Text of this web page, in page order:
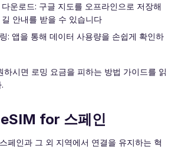
운로드: 구글 지도를 오프라인으로 저장해
안내를 받을 수 있습니다
: 앱을 통해 데이터 사용량을 손쉽게 확인하
하시면 로밍 요금을 피하는 방법 가이드를 읽
for 스페인
페인과 그 외 지역에서 연결을 유지하는 혁